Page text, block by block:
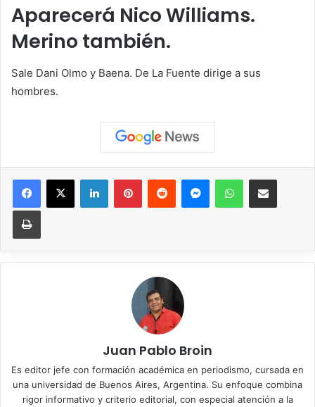
Aparecerá Nico Williams.
Merino también.
Sale Dani Olmo y Baena. De La Fuente dirige a sus
hombres.
Facebook
X LinkedInPinterestReddit MessengerWhatsAppCompartir vía correo
Imprimir
Juan Pablo Broin
Es editor jefe con formación académica en periodismo, cursada en
una universidad de Buenos Aires, Argentina. Su enfoque combina
rigor informativo y criterio editorial, con especial atención a la